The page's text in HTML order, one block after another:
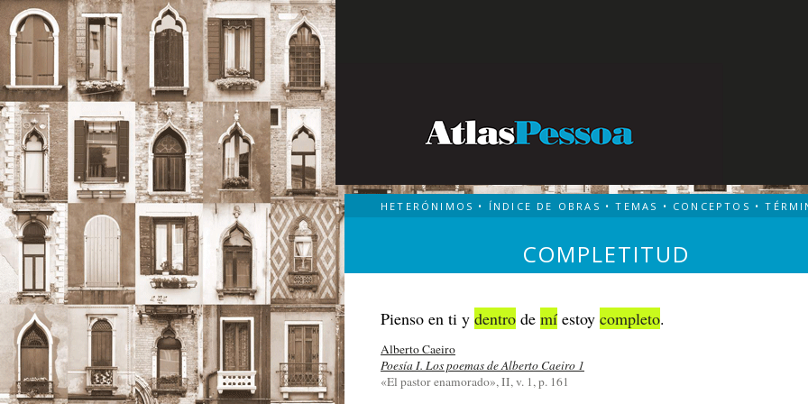
HETERÓNIMOS • ÍNDICE DE OBRAS •TEMAS • CONCEPTOS •
COMPLETITUD
Pienso en ti y dentro de mí estoy completo.
Alberto Caeiro
Poesía I. Los poemas de Alberto Caeiro 1
«El pastor enamorado», II, v. 1, p. 161